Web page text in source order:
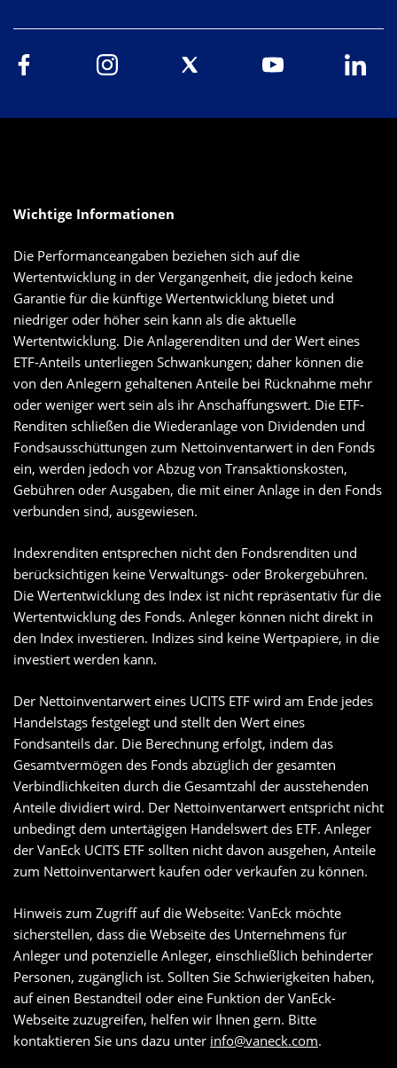
Wichtige Informationen
Die Performanceangaben beziehen sich auf die
Wertentwicklung in der Vergangenheit, die jedoch keine
Garantie für die künftige Wertentwicklung bietet und
niedriger oder höher sein kann als die aktuelle
Wertentwicklung. Die Anlagerenditen und der Wert eines
ETF-Anteils unterliegen Schwankungen; daher können die
von den Anlegern gehaltenen Anteile bei Rücknahme mehr
oder weniger wert sein als ihr Anschaffungswert. Die ETF-
Renditen schließen die Wiederanlage von Dividenden und
Fondsausschüttungen zum Nettoinventarwert in den Fonds
ein, werden jedoch vor Abzug von Transaktionskosten,
Gebühren oder Ausgaben, die mit einer Anlage in den Fonds
verbunden sind, ausgewiesen.
Indexrenditen entsprechen nicht den Fondsrenditen und
berücksichtigen keine Verwaltungs- oder Brokergebühren.
Die Wertentwicklung des Index ist nicht repräsentativ für die
Wertentwicklung des Fonds. Anleger können nicht direkt in
den Index investieren. Indizes sind keine Wertpapiere, in die
investiert werden kann.
Der Nettoinventarwert eines UCITS ETF wird am Ende jedes
Handelstags festgelegt und stellt den Wert eines
Fondsanteils dar. Die Berechnung erfolgt, indem das
Gesamtvermögen des Fonds abzüglich der gesamten
Verbindlichkeiten durch die Gesamtzahl der ausstehenden
Anteile dividiert wird. Der Nettoinventarwert entspricht nicht
unbedingt dem untertägigen Handelswert des ETF. Anleger
der VanEck UCITS ETF sollten nicht davon ausgehen, Anteile
zum Nettoinventarwert kaufen oder verkaufen zu können.
Hinweis zum Zugriff auf die Webseite: VanEck möchte
sicherstellen, dass die Webseite des Unternehmens für
Anleger und potenzielle Anleger, einschließlich behinderter
Personen, zugänglich ist. Sollten Sie Schwierigkeiten haben,
auf einen Bestandteil oder eine Funktion der VanEck-
Webseite zuzugreifen, helfen wir Ihnen gern. Bitte
kontaktieren Sie uns dazu unter info@vaneck.com.